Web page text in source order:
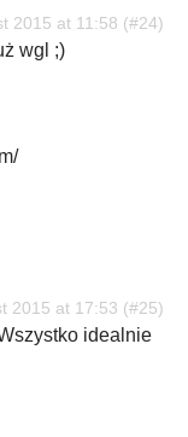
2015 at 11:58
wgl ;)
2015 at 17:53
idealnie